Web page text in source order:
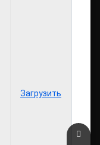
Загрузить